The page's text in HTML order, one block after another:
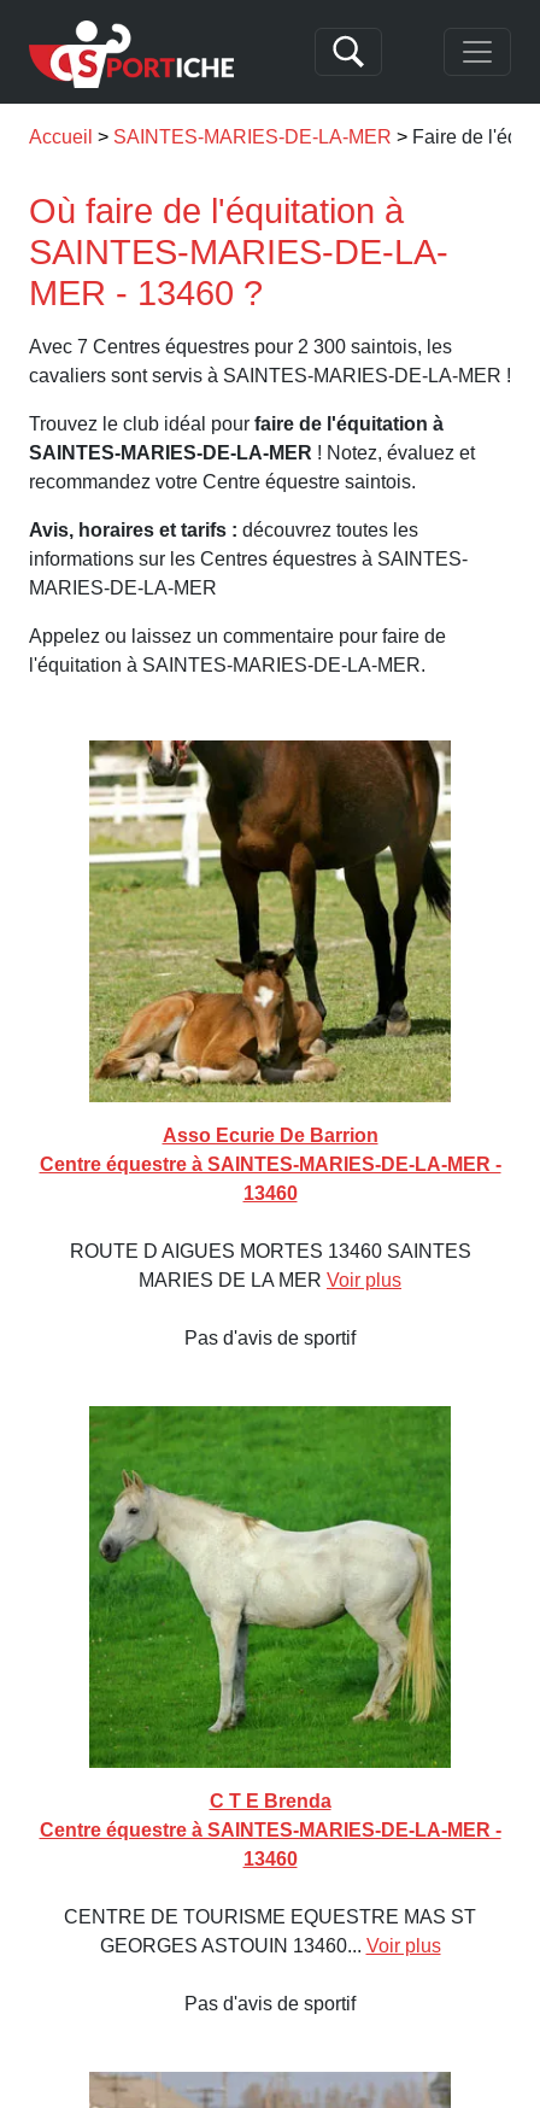
Accueil SAINTES-MARIES-DE-LA-MER Faire de
Où faire de l'équitation à
SAINTES-MARIES-DE-LA-
MER - 13460 ?
Avec 7 Centres équestres pour 2 300 saintois, les
cavaliers sont servis à SAINTES-MARIES-DE-LA-MER !
Trouvez le club idéal pour faire de l'équitation à
SAINTES-MARIES-DE-LA-MER ! Notez, évaluez et
recommandez votre Centre équestre saintois.
Avis, horaires et tarifs : découvrez toutes les
informations sur les Centres équestres à SAINTES-
MARIES-DE-LA-MER
Appelez ou laissez un commentaire pour faire de
l'équitation à SAINTES-MARIES-DE-LA-MER.
Asso Ecurie De Barrion
Centre équestre à SAINTES-MARIES-DE-LA-MER -
13460
ROUTE D AIGUES MORTES 13460 SAINTES
MARIES DE LA MER Voir plus
Pas d'avis de sportif
C T E Brenda
Centre équestre à SAINTES-MARIES-DE-LA-MER -
13460
CENTRE DE TOURISME EQUESTRE MAS ST
GEORGES ASTOUIN 13460... Voir plus
Pas d'avis de sportif